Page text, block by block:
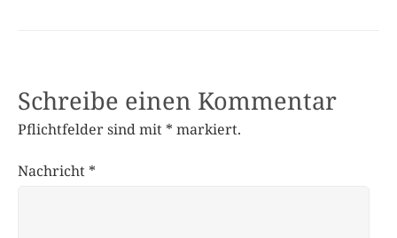
Schreibe einen Kommentar
Pflichtfelder sind mit * markiert.
Nachricht *